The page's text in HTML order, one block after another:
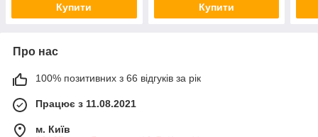
Купити Купити
Про нас
100% позитивних з 66 відгуків за рік
Працює з 11.08.2021
м. Київ